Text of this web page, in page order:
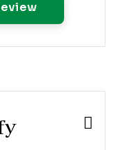
Opens New